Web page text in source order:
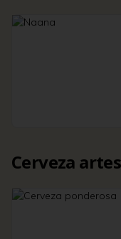
Cerveza